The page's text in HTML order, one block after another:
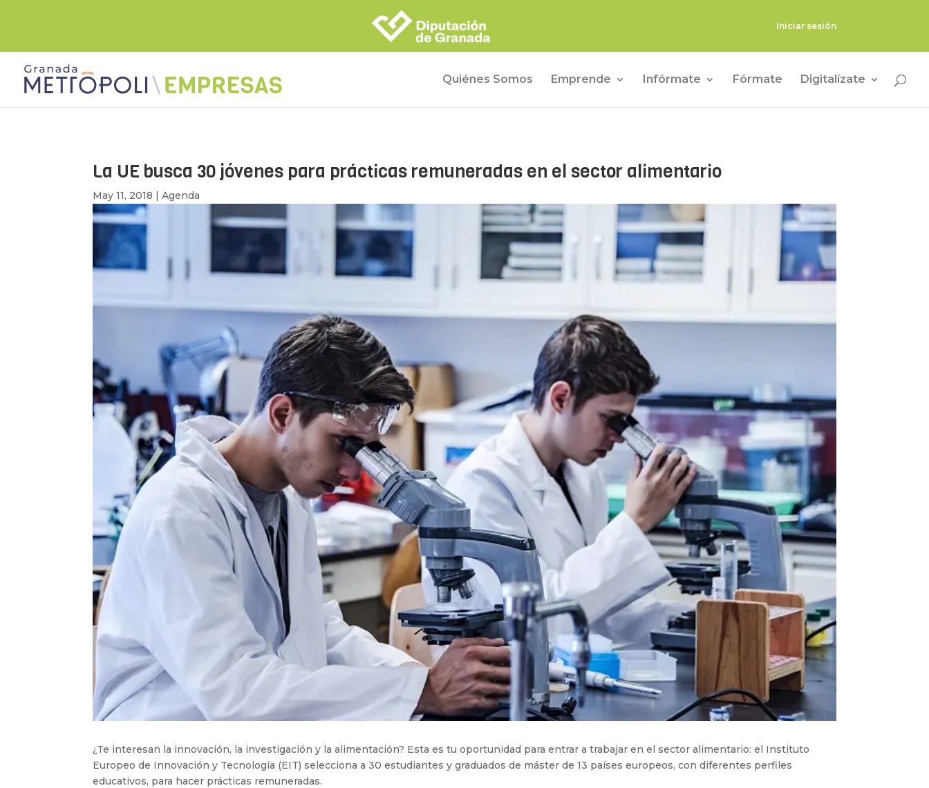
Iniciar sesión
Quiénes Somos Emprende Infórmate Fórmate Digitalízate
La UE busca 30 jóvenes para prácticas remuneradas en el sector alimentario
May 11, 2018 |Agenda
¿Te interesan la innovación, la investigación y la alimentación? Esta es tu oportunidad para entrar a trabajar en el sector alimentario: el Instituto
Europeo de Innovación y Tecnología (EIT) selecciona a 30 estudiantes y graduados de máster de 13 países europeos, con diferentes perfiles
educativos, para hacer prácticas remuneradas.